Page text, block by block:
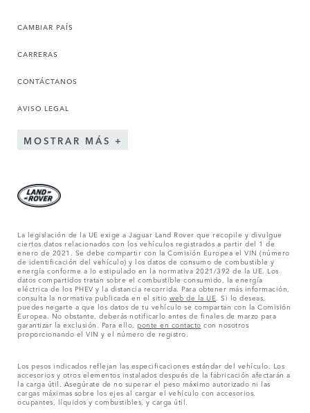
CAMBIAR PAÍS
CARRERAS
CONTÁCTANOS
AVISO LEGAL
MOSTRAR MÁS
La legislación de la UE exige a Jaguar Land Rover que recopile y divulgue
ciertos datos relacionados con los vehículos registrados a partir del 1 de
enero de 2021. Se debe compartir con la Comisión Europea el VIN (número
de identificación del vehículo) y los datos de consumo de combustible y
energía conforme a lo estipulado en la normativa 2021/392 de la UE. Los
datos compartidos tratan sobre el combustible consumido, la energía
eléctrica de los PHEV y la distancia recorrida. Para obtener más información,
consulta la normativa publicada en el sitio web de la UE . Si lo deseas,
puedes negarte a que los datos de tu vehículo se compartan con la Comisión
Europea. No obstante, deberás notificarlo antes de finales de marzo para
garantizar la exclusión. Para ello, ponte en contacto con nosotros
proporcionando el VIN y el número de registro.
Los pesos indicados reflejan las especificaciones estándar del vehículo. Los
accesorios y otros elementos instalados después de la fabricación afectarán a
la carga útil. Asegúrate de no superar el peso máximo autorizado ni las
cargas máximas sobre los ejes al cargar el vehículo con accesorios,
ocupantes, líquidos y combustibles, y carga útil.